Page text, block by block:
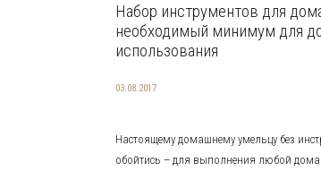
Набор инструментов для
необходимый минимум для
использования
03.08.2017
Настоящему домашнему умельцу без
обойтись – для выполнения любой